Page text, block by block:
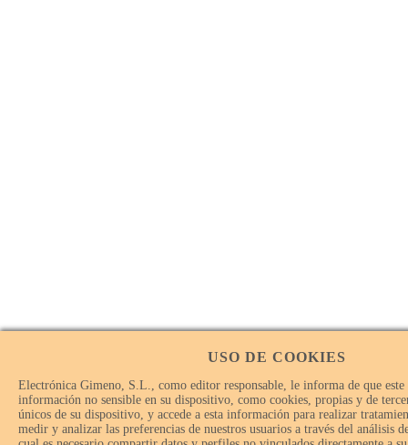
USO DE COOKIES
Electrónica Gimeno, S.L., como editor responsable, le informa de que este
información no sensible en su dispositivo, como cookies, propias y de
únicos de su dispositivo, y accede a esta información para realizar
medir y analizar las preferencias de nuestros usuarios a través del análisis